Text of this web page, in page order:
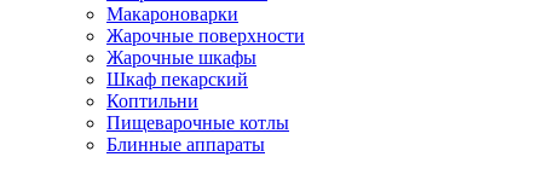
Макароноварки
Жарочные поверхности
Жарочные шкафы
Шкаф пекарский
Коптильни
Пищеварочные котлы
Блинные аппараты